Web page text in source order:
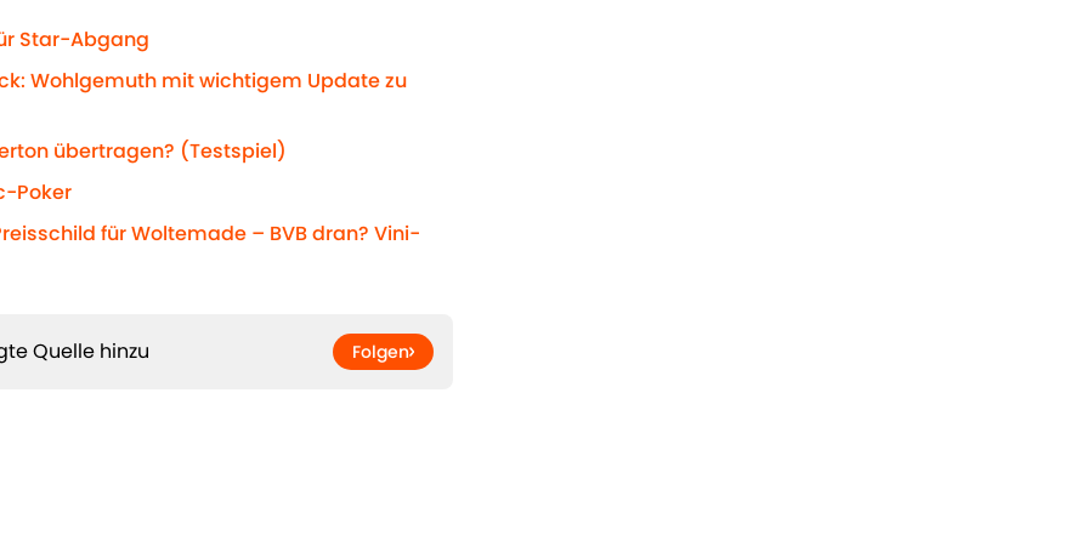
Star-Abgang
Wohlgemuth mit wichtigem Update zu
übertragen? (Testspiel)
Poker
für Woltemade – BVB dran? Vini-
Quelle hinzu Folgen